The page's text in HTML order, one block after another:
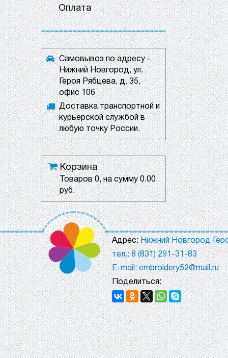
Оплата
Самовывоз по адресу -
Нижний Новгород, ул.
Героя Рябцева, д. 35,
офис 106
Доставка транспортной и
курьерской службой в
любую точку России.
Корзина
Товаров0, на сумму0.00
руб.
Адрес:Нижний Новгород
тел.: 8 (831) 291-31-83
E-mail: embroidery52@mail.ru
Поделиться: